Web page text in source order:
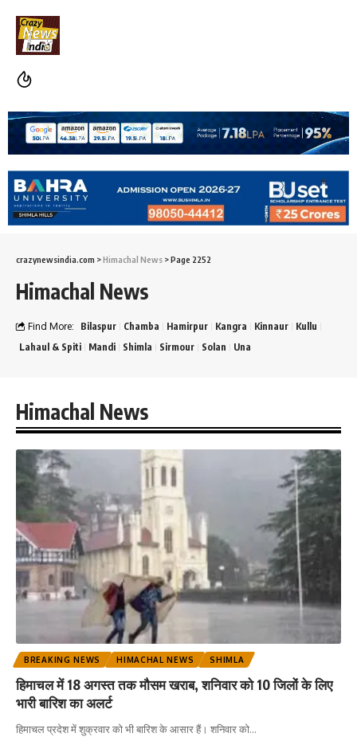
crazynewsindia.com >Himachal News >Page 2252
Himachal News
Find More: Bilaspur Chamba Hamirpur Kangra Kinnaur
Kullu
Lahaul & Spiti
Mandi Shimla Sirmour Solan Una
Himachal News
BREAKING NEWS HIMACHAL NEWS SHIMLA
हिमाचल में 18 अगस्त तक मौसम खराब, शनिवार को 10 जिलों के लिए
भारी बारिश का अलर्ट
हिमाचल प्रदेश में शुक्रवार को भी बारिश के आसार हैं। शनिवार को…